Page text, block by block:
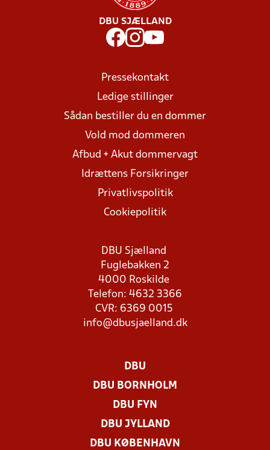
DBU SJÆLLAND
Pressekontakt
Ledige stillinger
Sådan bestiller du en dommer
Vold mod dommeren
Afbud + Akut dommervagt
Idrættens Forsikringer
Privatlivspolitik
Cookiepolitik
DBU Sjælland
Fuglebakken 2
4000 Roskilde
Telefon: 4632 3366
CVR: 6369 0015
info@dbusjaelland.dk
DBU
DBU BORNHOLM
DBU FYN
DBU JYLLAND
DBU KØBENHAVN